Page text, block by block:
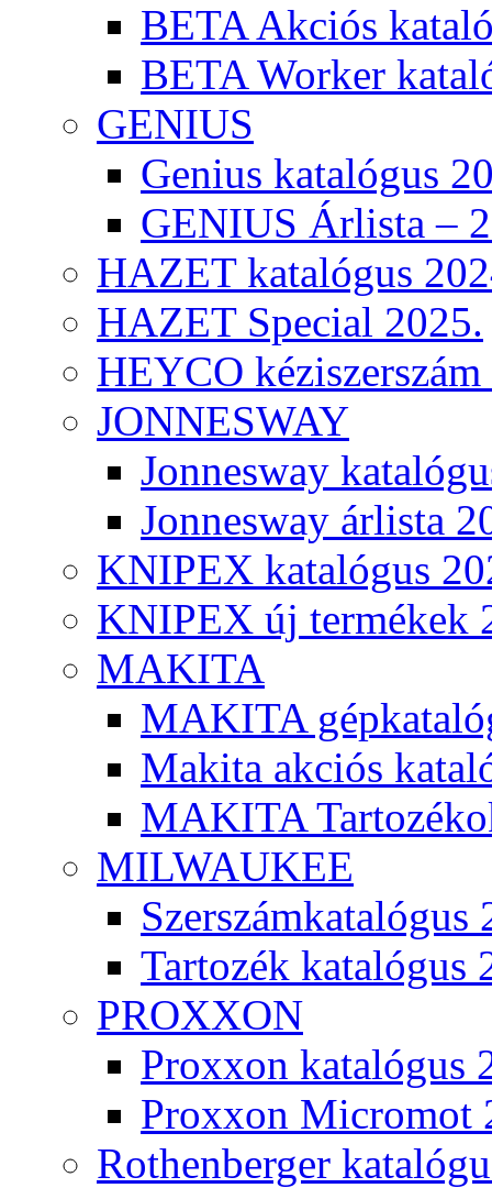
BETA Akciós
BETA Worker
GENIUS
Genius katalógus
GENIUS Árlista –
HAZET katalógus
HAZET Special 2025.
HEYCO
JONNESWAY
Jonnesway
Jonnesway árlista
KNIPEX katalógus
KNIPEX új termékek
MAKITA
MAKITA
Makita akciós
MAKITA
MILWAUKEE
Szerszámkatalógus
Tartozék katalógus
PROXXON
Proxxon katalógus
Proxxon Micromot
Rothenberger